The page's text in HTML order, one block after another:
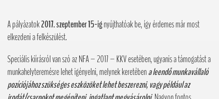
A pályázatok2017. szeptember 15-ignyújthatóak be, így érdemes már most
elkezdeni a felkészülést.
Speciális kiírásról van szó az NFA – 2017 – KKV esetében, ugyanis a támogatást a
munkahelyteremésre lehet igényelni, melynek keretébena leendő munkavállaló
pozíciójához szükséges eszközöket lehet beszerezni, vagy például az